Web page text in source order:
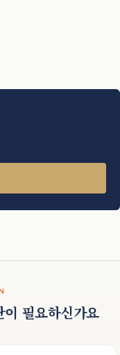
필요하신가요